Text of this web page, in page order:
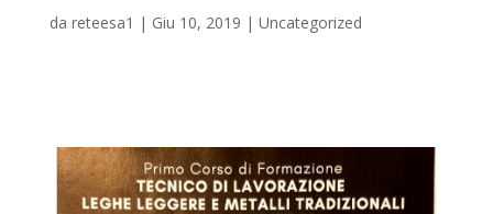
da reteesa1 | Giu 10, 2019 | Uncategorized